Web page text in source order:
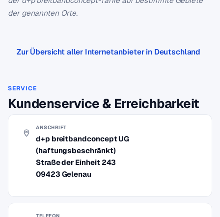
der genannten Orte.
Zur Übersicht aller Internetanbieter in Deutschland
SERVICE
Kundenservice & Erreichbarkeit
ANSCHRIFT
d+p breitbandconcept UG
(haftungsbeschränkt)
Straße der Einheit 243
09423 Gelenau